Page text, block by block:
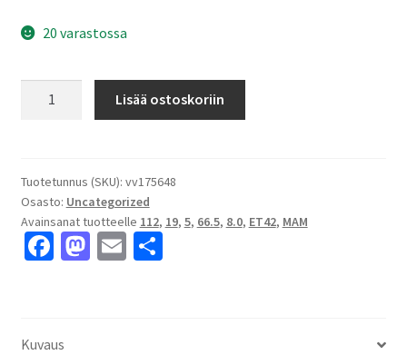
20 varastossa
8.0x19"
5x112
ET42
keskireikä:66.5
Lisää ostoskoriin
Tuotetunnus (SKU): vv175648
Osasto: Uncategorized
Avainsanat tuotteelle 112, 19, 5, 66.5, 8.0, ET42, MAM
Fa
o
M E S
Kuvaus